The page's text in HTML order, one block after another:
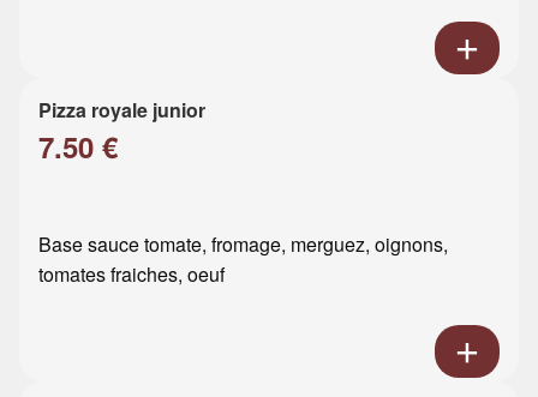
Pizza royale junior
7.50 €
Base sauce tomate, fromage, merguez, oignons,
tomates fraiches, oeuf